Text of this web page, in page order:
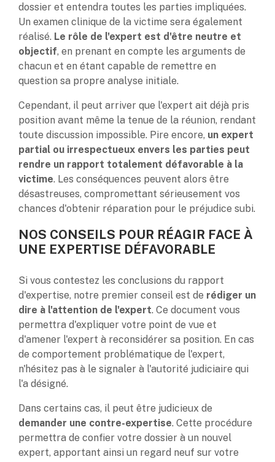
dossier et entendra toutes les parties impliquées.
Un examen clinique de la victime sera également
réalisé. Le rôle de l'expert est d'être neutre et
objectif, en prenant en compte les arguments de
chacun et en étant capable de remettre en
question sa propre analyse initiale.
Cependant, il peut arriver que l'expert ait déjà pris
position avant même la tenue de la réunion, rendant
toute discussion impossible. Pire encore, un expert
partial ou irrespectueux envers les parties peut
rendre un rapport totalement défavorable à la
victime. Les conséquences peuvent alors être
désastreuses, compromettant sérieusement vos
chances d'obtenir réparation pour le préjudice subi.
NOS CONSEILS POUR RÉAGIR FACE À
UNE EXPERTISE DÉFAVORABLE
Si vous contestez les conclusions du rapport
d'expertise, notre premier conseil est de rédiger un
dire à l'attention de l'expert. Ce document vous
permettra d'expliquer votre point de vue et
d'amener l'expert à reconsidérer sa position. En cas
de comportement problématique de l'expert,
n'hésitez pas à le signaler à l'autorité judiciaire qui
l'a désigné.
Dans certains cas, il peut être judicieux de
demander une contre-expertise. Cette procédure
permettra de confier votre dossier à un nouvel
expert, apportant ainsi un regard neuf sur votre